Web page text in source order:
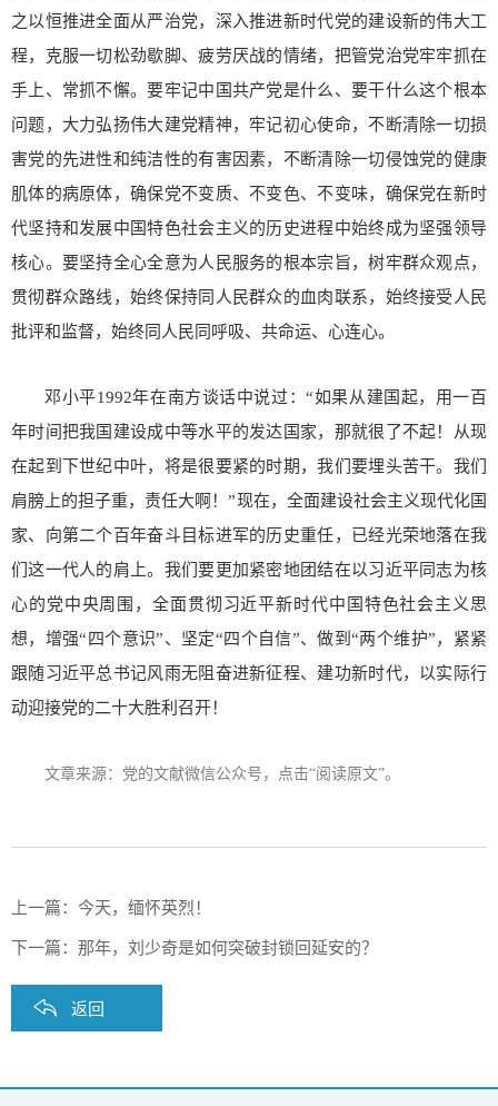
之以恒推进全面从严治党，深入推进新时代党的建设新的伟大工
程，克服一切松劲歇脚、疲劳厌战的情绪，把管党治党牢牢抓在
手上、常抓不懈。要牢记中国共产党是什么、要干什么这个根本
问题，大力弘扬伟大建党精神，牢记初心使命，不断清除一切损
害党的先进性和纯洁性的有害因素，不断清除一切侵蚀党的健康
肌体的病原体，确保党不变质、不变色、不变味，确保党在新时
代坚持和发展中国特色社会主义的历史进程中始终成为坚强领导
核心。要坚持全心全意为人民服务的根本宗旨，树牢群众观点，
贯彻群众路线，始终保持同人民群众的血肉联系，始终接受人民
批评和监督，始终同人民同呼吸、共命运、心连心。
邓小平1992年在南方谈话中说过：“如果从建国起，用一百
年时间把我国建设成中等水平的发达国家，那就很了不起！从现
在起到下世纪中叶，将是很要紧的时期，我们要埋头苦干。我们
肩膀上的担子重，责任大啊！”现在，全面建设社会主义现代化国
家、向第二个百年奋斗目标进军的历史重任，已经光荣地落在我
们这一代人的肩上。我们要更加紧密地团结在以习近平同志为核
心的党中央周围，全面贯彻习近平新时代中国特色社会主义思
想，增强“四个意识”、坚定“四个自信”、做到“两个维护”，紧紧
跟随习近平总书记风雨无阻奋进新征程、建功新时代，以实际行
动迎接党的二十大胜利召开！
文章来源：党的文献微信公众号，点击“阅读原文”。
上一篇： 今天，缅怀英烈！
下一篇： 那年，刘少奇是如何突破封锁回延安的？
返回